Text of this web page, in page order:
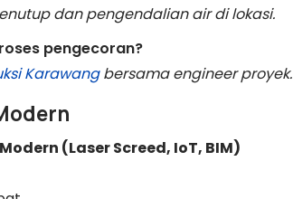
dan pengendalian air di lokasi.
pengecoran?
Karawangbersama engineer proyek.
(Laser Screed, IoT, BIM)